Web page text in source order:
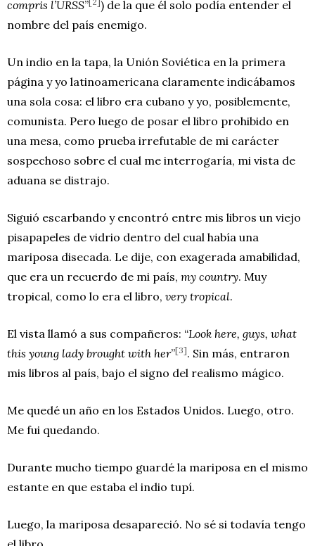
compris l’URSS”
) de la que él solo podía entender el
nombre del país enemigo.
Un indio en la tapa, la Unión Soviética en la primera
página y yo latinoamericana claramente indicábamos
una sola cosa: el libro era cubano y yo, posiblemente,
comunista. Pero luego de posar el libro prohibido en
una mesa, como prueba irrefutable de mi carácter
sospechoso sobre el cual me interrogaría, mi vista de
aduana se distrajo.
Siguió escarbando y encontró entre mis libros un viejo
pisapapeles de vidrio dentro del cual había una
mariposa disecada. Le dije, con exagerada amabilidad,
que era un recuerdo de mi país, my country. Muy
tropical, como lo era el libro, very tropical.
El vista llamó a sus compañeros: “Look here, guys, what
this young lady brought with her”[3]. Sin más, entraron
mis libros al país, bajo el signo del realismo mágico.
Me quedé un año en los Estados Unidos. Luego, otro.
Me fui quedando.
Durante mucho tiempo guardé la mariposa en el mismo
estante en que estaba el indio tupí.
Luego, la mariposa desapareció. No sé si todavía tengo